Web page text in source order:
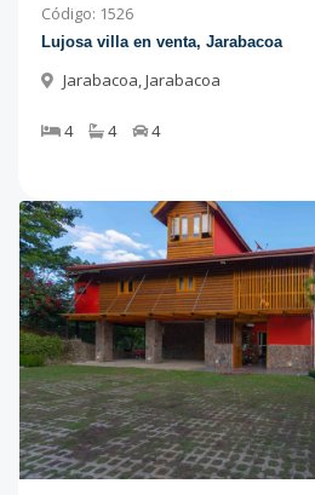
Código: 1526
Lujosa villa en venta, Jarabacoa
Jarabacoa,Jarabacoa
4 4 4